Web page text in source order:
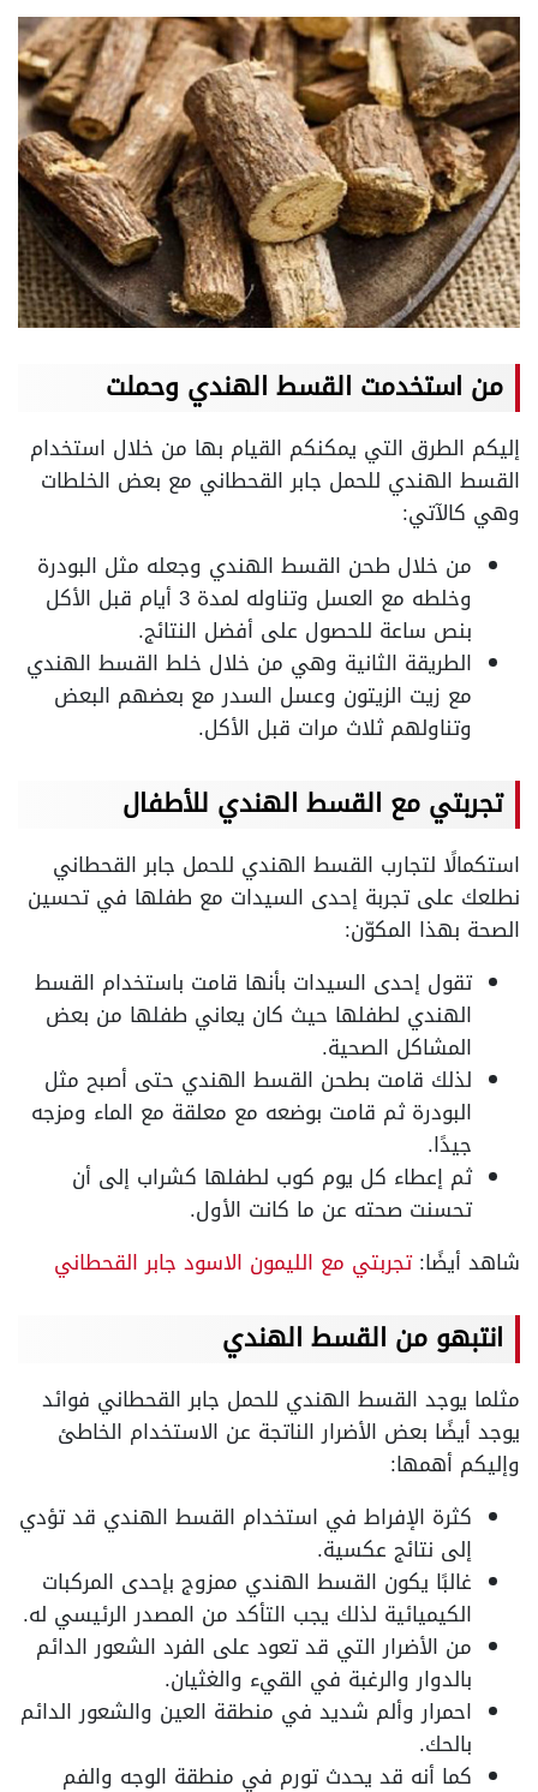
من استخدمت القسط الهندي وحملت
إليكم الطرق التي يمكنكم القيام بها من خلال استخدام
القسط الهندي للحمل جابر القحطاني مع بعض الخلطات
وهي كالآتي:
من خلال طحن القسط الهندي وجعله مثل البودرة
وخلطه مع العسل وتناوله لمدة 3 أيام قبل الأكل
بنص ساعة للحصول على أفضل النتائج.
الطريقة الثانية وهي من خلال خلط القسط الهندي
مع زيت الزيتون وعسل السدر مع بعضهم البعض
وتناولهم ثلاث مرات قبل الأكل.
تجربتي مع القسط الهندي للأطفال
استكمالًا لتجارب القسط الهندي للحمل جابر القحطاني
نطلعك على تجربة إحدى السيدات مع طفلها في تحسين
الصحة بهذا المكوّن:
تقول إحدى السيدات بأنها قامت باستخدام القسط
الهندي لطفلها حيث كان يعاني طفلها من بعض
المشاكل الصحية.
لذلك قامت بطحن القسط الهندي حتى أصبح مثل
البودرة ثم قامت بوضعه مع معلقة مع الماء ومزجه
جيدًا.
ثم إعطاء كل يوم كوب لطفلها كشراب إلى أن
تحسنت صحته عن ما كانت الأول.
شاهد أيضًا:تجربتي مع الليمون الاسود جابر القحطاني
انتبهو من القسط الهندي
مثلما يوجد القسط الهندي للحمل جابر القحطاني فوائد
يوجد أيضًا بعض الأضرار الناتجة عن الاستخدام الخاطئ
وإليكم أهمها:
كثرة الإفراط في استخدام القسط الهندي قد تؤدي
إلى نتائج عكسية.
غالبًا يكون القسط الهندي ممزوج بإحدى المركبات
الكيميائية لذلك يجب التأكد من المصدر الرئيسي له.
من الأضرار التي قد تعود على الفرد الشعور الدائم
بالدوار والرغبة في القيء والغثيان.
احمرار وألم شديد في منطقة العين والشعور الدائم
بالحك.
كما أنه قد يحدث تورم في منطقة الوجه والفم